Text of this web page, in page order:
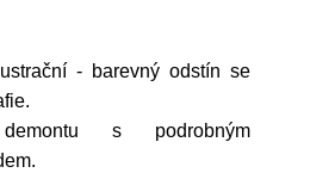
- barevný odstín se
s podrobným